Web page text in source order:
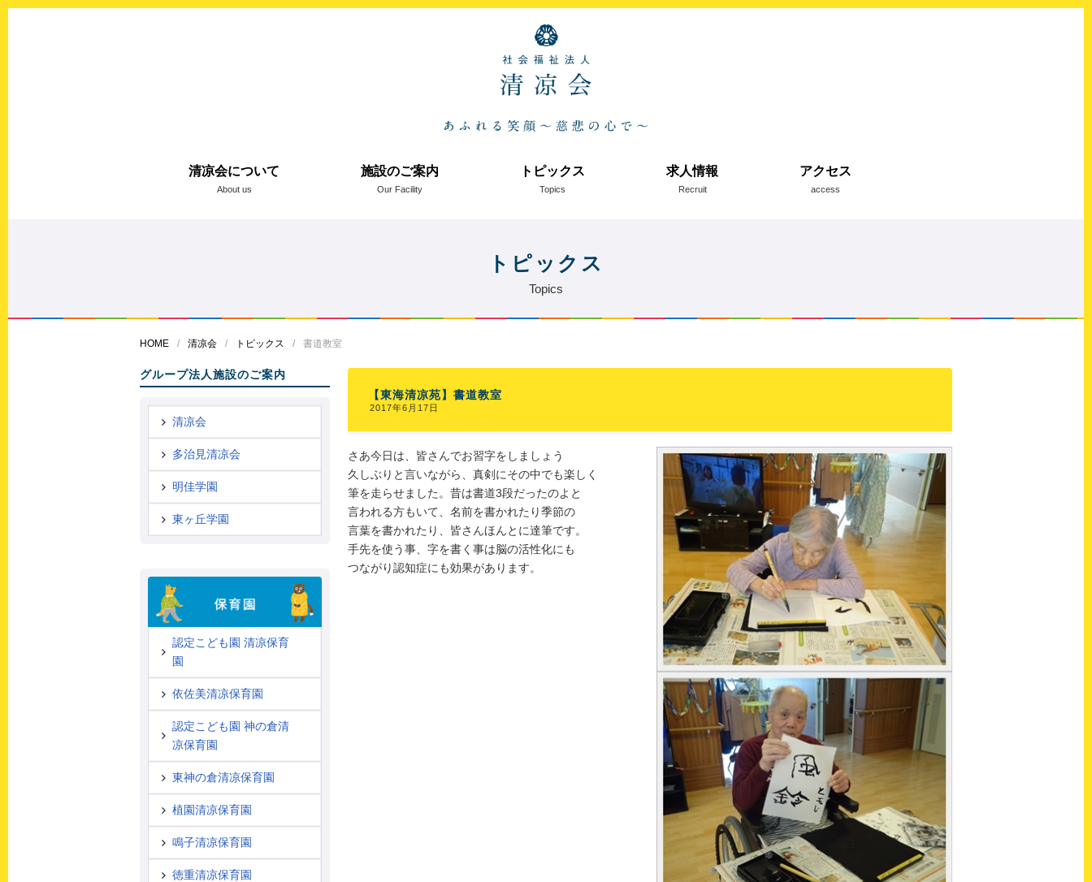
清凉会について
About us
施設のご案内
Our Facility
トピックス
Topics
求人情報
Recruit
アクセス
access
トピックス
Topics
HOME 清凉会 トピックス 書道教室
グループ法人施設のご案内
清凉会
多治見清凉会
明佳学園
東ヶ丘学園
認定こども園 清凉保育
園
依佐美清凉保育園
認定こども園 神の倉清
凉保育園
東神の倉清凉保育園
植園清凉保育園
鳴子清凉保育園
徳重清凉保育園
【東海清凉苑】書道教室
2017年6月17日
さあ今日は、皆さんでお習字をしましょう
久しぶりと言いながら、真剣にその中でも楽しく
筆を走らせました。昔は書道3段だったのよと
言われる方もいて、名前を書かれたり季節の
言葉を書かれたり、皆さんほんとに達筆です。
手先を使う事、字を書く事は脳の活性化にも
つながり認知症にも効果があります。